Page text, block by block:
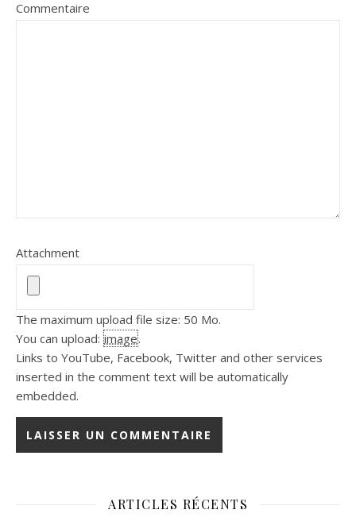
Commentaire
Attachment
The maximum upload file size: 50 Mo.
You can upload: image.
Links to YouTube, Facebook, Twitter and other services
inserted in the comment text will be automatically
embedded.
ARTICLES RÉCENTS